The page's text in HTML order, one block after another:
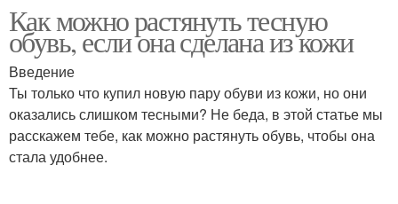
Как можно растянуть тесную
обувь, если она сделана из кожи
Введение
Ты только что купил новую пару обуви из кожи, но они
оказались слишком тесными? Не беда, в этой статье мы
расскажем тебе, как можно растянуть обувь, чтобы она
стала удобнее.